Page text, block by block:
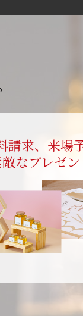
請求、来場
なプレゼン